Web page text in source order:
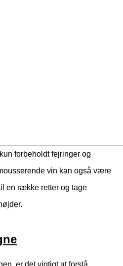
forbeholdt fejringer og
vin kan også være
en række retter og tage
er det vigtigt at forstå